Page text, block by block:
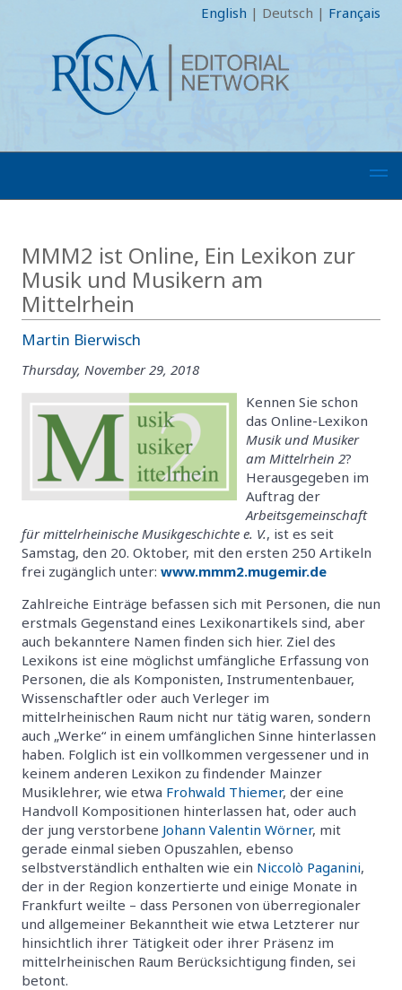
English | Deutsch | Français
MMM2 ist Online, Ein Lexikon zur
Musik und Musikern am
Mittelrhein
Martin Bierwisch
Thursday, November 29, 2018
Kennen Sie schon
das Online-Lexikon
Musik und Musiker
am Mittelrhein 2?
Herausgegeben im
Auftrag der
Arbeitsgemeinschaft
für mittelrheinische Musikgeschichte e. V., ist es seit
Samstag, den 20. Oktober, mit den ersten 250 Artikeln
frei zugänglich unter: www.mmm2.mugemir.de
Zahlreiche Einträge befassen sich mit Personen, die nun
erstmals Gegenstand eines Lexikonartikels sind, aber
auch bekanntere Namen finden sich hier. Ziel des
Lexikons ist eine möglichst umfängliche Erfassung von
Personen, die als Komponisten, Instrumentenbauer,
Wissenschaftler oder auch Verleger im
mittelrheinischen Raum nicht nur tätig waren, sondern
auch „Werke“ in einem umfänglichen Sinne hinterlassen
haben. Folglich ist ein vollkommen vergessener und in
keinem anderen Lexikon zu findender Mainzer
Musiklehrer, wie etwa Frohwald Thiemer, der eine
Handvoll Kompositionen hinterlassen hat, oder auch
der jung verstorbene Johann Valentin Wörner, mit
gerade einmal sieben Opuszahlen, ebenso
selbstverständlich enthalten wie ein Niccolò Paganini,
der in der Region konzertierte und einige Monate in
Frankfurt weilte – dass Personen von überregionaler
und allgemeiner Bekanntheit wie etwa Letzterer nur
hinsichtlich ihrer Tätigkeit oder ihrer Präsenz im
mittelrheinischen Raum Berücksichtigung finden, sei
betont.